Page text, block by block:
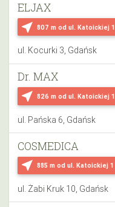
near_me 807 m od ul. Katoickiej 1
ELJAX
ul. Kocurki 3, Gdańsk
near_me 826 m od ul. Katoickiej 1
Dr. MAX
ul. Pańska 6, Gdańsk
near_me 885 m od ul. Katoickiej 1
COSMEDICA
ul. Żabi Kruk 10, Gdańsk